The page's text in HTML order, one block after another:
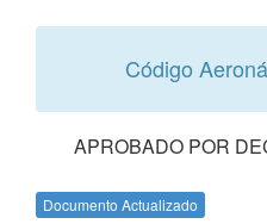
Código
APROBADO POR
Documento Actualizado